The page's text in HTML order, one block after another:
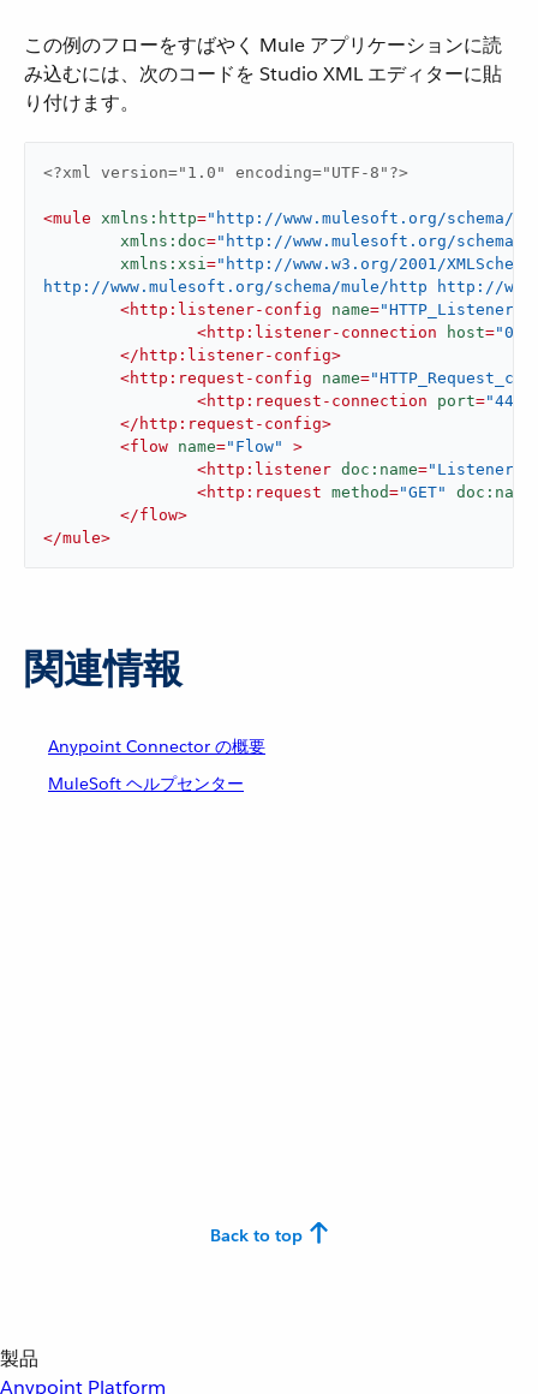
この例のフローをすばやく Mule アプリケーションに読
み込むには、次のコードを Studio XML エディターに貼
り付けます。
<?xml version="1.0" encoding="UTF-8"?>
<mule xmlns:http="http://www.mulesoft.org/schema/
xmlns:doc="http://www.mulesoft.org/schema/
xmlns:xsi="http://www.w3.org/2001/
http://www.mulesoft.org/schema/mule/http http://
<http:listener-config name=
<http:listener-connection host=
</ http:listener-config>
<http:request-config name=
<http:request-connection port="443"
</ http:request-config>
<flow name="Flow"
>
<http:listener doc:name="Listener"
<http:request method="GET" doc:name
</flow>
</mule>
関連情報
Anypoint Connector の概要
MuleSoft ヘルプセンター
Back to top
製品
Anypoint Platform